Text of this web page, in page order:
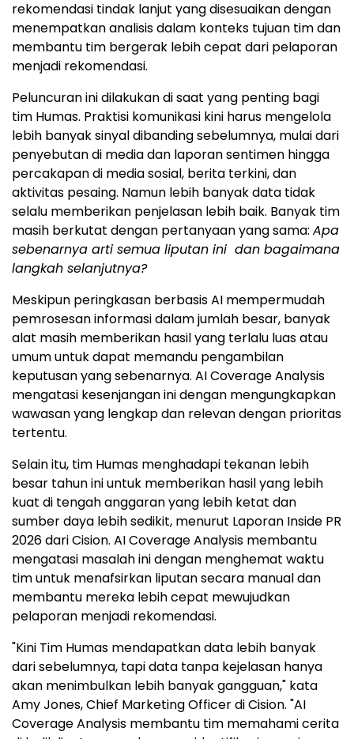
rekomendasi tindak lanjut yang disesuaikan dengan
menempatkan analisis dalam konteks tujuan tim dan
membantu tim bergerak lebih cepat dari pelaporan
menjadi rekomendasi.
Peluncuran ini dilakukan di saat yang penting bagi
tim Humas. Praktisi komunikasi kini harus mengelola
lebih banyak sinyal dibanding sebelumnya, mulai dari
penyebutan di media dan laporan sentimen hingga
percakapan di media sosial, berita terkini, dan
aktivitas pesaing. Namun lebih banyak data tidak
selalu memberikan penjelasan lebih baik. Banyak tim
masih berkutat dengan pertanyaan yang sama: Apa
sebenarnya arti semua liputan ini dan bagaimana
langkah selanjutnya?
Meskipun peringkasan berbasis AI mempermudah
pemrosesan informasi dalam jumlah besar, banyak
alat masih memberikan hasil yang terlalu luas atau
umum untuk dapat memandu pengambilan
keputusan yang sebenarnya. AI Coverage Analysis
mengatasi kesenjangan ini dengan mengungkapkan
wawasan yang lengkap dan relevan dengan prioritas
tertentu.
Selain itu, tim Humas menghadapi tekanan lebih
besar tahun ini untuk memberikan hasil yang lebih
kuat di tengah anggaran yang lebih ketat dan
sumber daya lebih sedikit, menurut Laporan Inside PR
2026 dari Cision. AI Coverage Analysis membantu
mengatasi masalah ini dengan menghemat waktu
tim untuk menafsirkan liputan secara manual dan
membantu mereka lebih cepat mewujudkan
pelaporan menjadi rekomendasi.
"Kini Tim Humas mendapatkan data lebih banyak
dari sebelumnya, tapi data tanpa kejelasan hanya
akan menimbulkan lebih banyak gangguan," kata
Amy Jones, Chief Marketing Officer di Cision. "AI
Coverage Analysis membantu tim memahami cerita